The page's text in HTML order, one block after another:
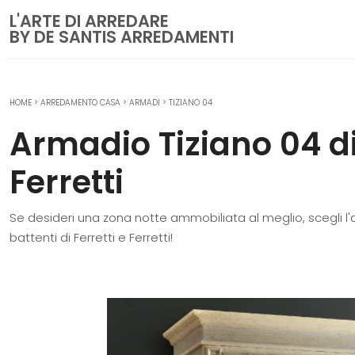
L'ARTE DI ARREDARE
BY DE SANTIS ARREDAMENTI
CUCINE
Cucine Moderne
Cucine Classiche
Cucine su misura
ZONA GIORNO
Salotti
HOME > ARREDAMENTO CASA > ARMADI > TIZIANO 04
Armadio Tiziano 04
Ferretti
Se desideri una zona notte ammobiliata al meglio, scegli
battenti di Ferretti e Ferretti!